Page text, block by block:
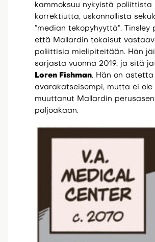
kammoksuu nykyistä poliittista
korrektiutta, uskonnollista
”median tekopyhyyttä”. Tinsley
että Mallardin tokaisut
poliittisia mielipiteitään. Hän jäi
sarjasta vuonna 2019, ja sitä
Loren Fishman. Hän on astetta
avarakatseisempi, mutta ei ole
muuttanut Mallardin
paljoakaan.